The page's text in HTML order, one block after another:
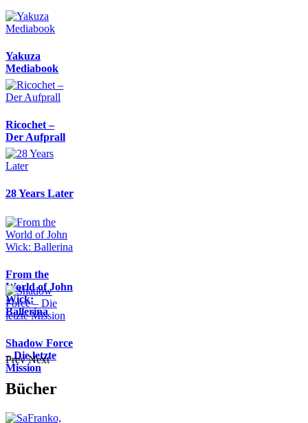
Yakuza
Mediabook
Ricochet –
Der Aufprall
28 Years Later
From the
World of John
Wick:
Ballerina
Shadow Force
– Die letzte
Mission
Prev Next
Bücher